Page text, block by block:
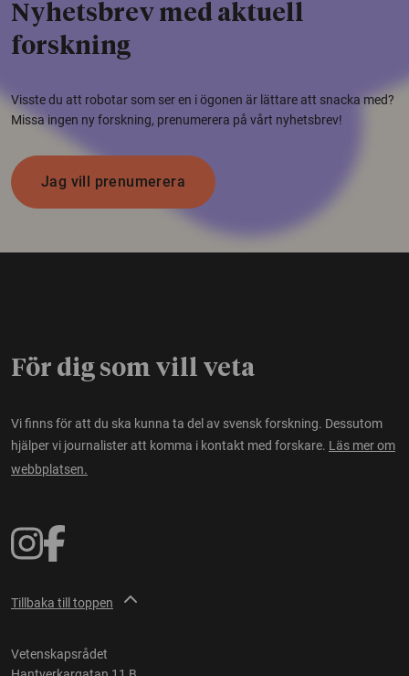
Nyhetsbrev med aktuell
forskning
Visste du att robotar som ser en i ögonen är lättare att snacka med?
Missa ingen ny forskning, prenumerera på vårt nyhetsbrev!
Jag vill prenumerera
För dig som vill veta
Vi finns för att du ska kunna ta del av svensk forskning. Dessutom
hjälper vi journalister att komma i kontakt med forskare. Läs mer om
webbplatsen.
Tillbaka till toppen
Vetenskapsrådet